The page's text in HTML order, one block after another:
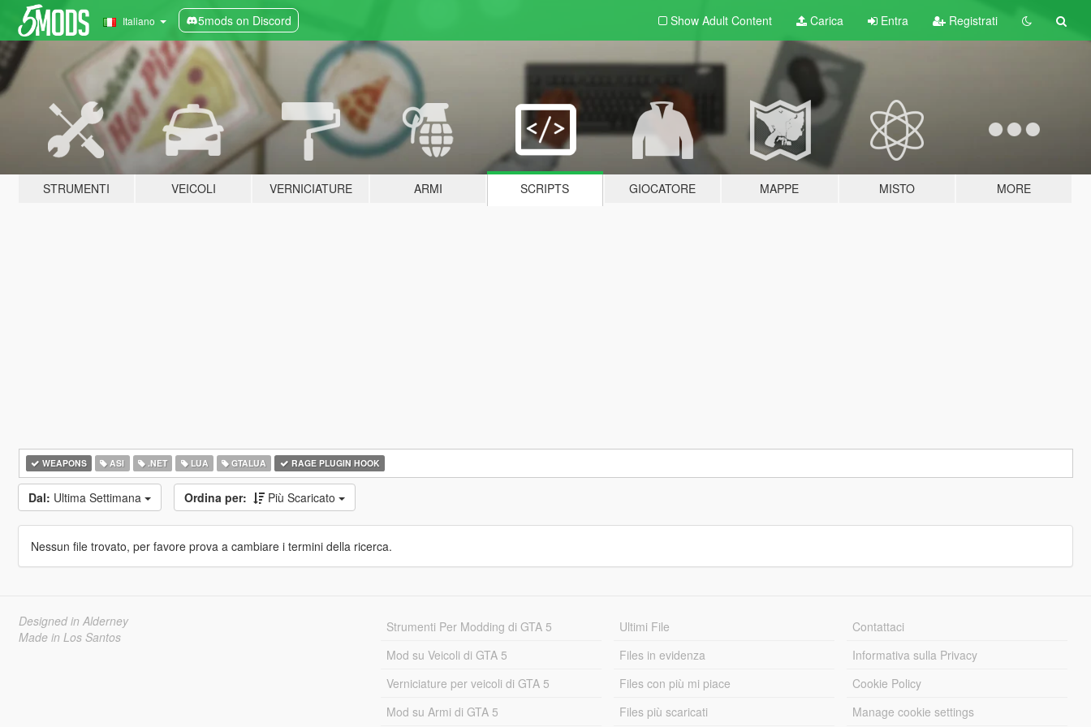
Italiano 5mods on Discord Show Adult Content Carica Entra Registrati
STRUMENTI VEICOLI VERNICIATURE ARMI SCRIPTS GIOCATORE MAPPE MISTO MORE
WEAPONS ASI .NET LUA GTALUA RAGE PLUGIN HOOK
Dal: Ultima Settimana Ordina per: Più Scaricato
Nessun file trovato, per favore prova a cambiare i termini della ricerca.
Designed in Alderney
Made in Los Santos
Strumenti Per Modding di GTA 5
Mod su Veicoli di GTA 5
Verniciature per veicoli di GTA 5
Mod su Armi di GTA 5
Ultimi File
Files in evidenza
Files con più mi piace
Files più scaricati
Contattaci
Informativa sulla Privacy
Cookie Policy
Manage cookie settings